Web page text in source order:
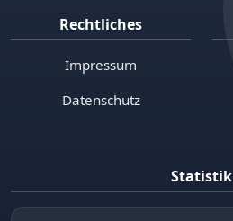
Rechtliches
Impressum
Datenschutz
Statistik